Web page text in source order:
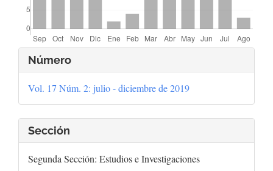
Detalles
del
artículo
Número
Vol. 17 Núm. 2: julio - diciembre de 2019
Sección
Segunda Sección: Estudios e Investigaciones